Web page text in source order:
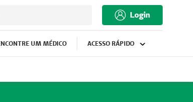
Login
UM MÉDICO ACESSO RÁPIDO